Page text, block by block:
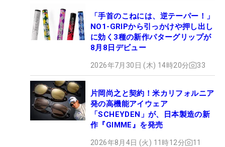
「手首のこねには、逆テーパー！」
NO1-GRIPから引っかけや押し出し
に効く3種の新作パターグリップが
8月8日デビュー
2026年7月30日 (木) 14時20分 33
片岡尚之と契約！米カリフォルニア
発の高機能アイウェア
「SCHEYDEN」が、日本製造の新
作『GIMME』を発売
2026年8月4日 (火) 11時12分 11